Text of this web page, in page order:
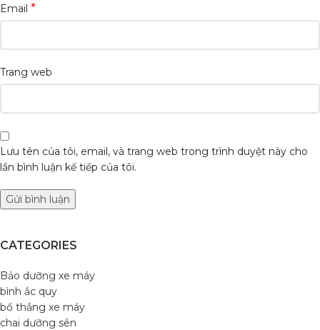
Email *
Trang web
Lưu tên của tôi, email, và trang web trong trình duyệt này cho
lần bình luận kế tiếp của tôi.
CATEGORIES
Bảo dưỡng xe máy
bình ắc quy
bố thắng xe máy
chai dưỡng sên